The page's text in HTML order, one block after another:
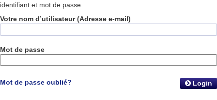
identifiant et mot de passe.
Votre nom d’utilisateur (Adresse e-mail)
Mot de passe
Mot de passe oublié? Login